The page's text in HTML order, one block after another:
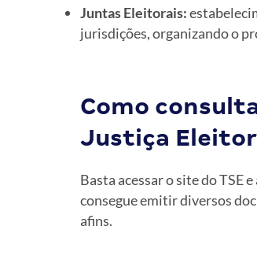
Juntas Eleitorais:
jurisdições, organizando o
Como
Justiça
Basta acessar o site do TSE
consegue emitir diversos
afins.